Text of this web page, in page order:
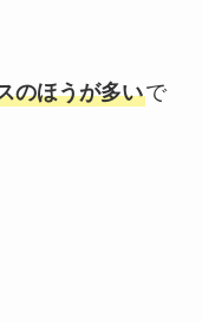
のほうが多いで